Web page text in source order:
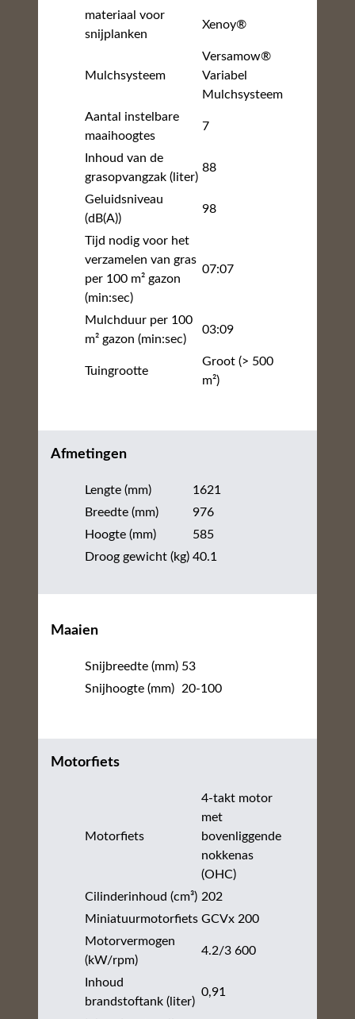
materiaal voor
snijplanken
Xenoy®
Mulchsysteem
Versamow®
Variabel
Mulchsysteem
Aantal instelbare
maaihoogtes
7
Inhoud van de
grasopvangzak (liter)
88
Geluidsniveau
(dB(A))
98
Tijd nodig voor het
verzamelen van gras
per 100 m² gazon
(min:sec)
07:07
Mulchduur per 100
m² gazon (min:sec)
03:09
Tuingrootte
Groot (> 500
m²)
Afmetingen
Lengte (mm)
1621
Breedte (mm)
976
Hoogte (mm)
585
Droog gewicht (kg) 40.1
Maaien
Snijbreedte (mm) 53
Snijhoogte (mm) 20-100
Motorfiets
Motorfiets
4-takt motor
met
bovenliggende
nokkenas
(OHC)
Cilinderinhoud (cm³) 202
Miniatuurmotorfiets GCVx 200
Motorvermogen
(kW/rpm)
4.2/3 600
Inhoud
brandstoftank (liter)
0,91